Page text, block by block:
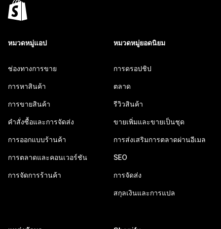
หมวดหมู่แอป
ช่องทางการขาย
การหาสินค้า
การขายสินค้า
คำสั่งซื้อและการจัดส่ง
การออกแบบร้านค้า
การตลาดและคอนเวอร์ชัน
การจัดการร้านค้า
หมวดหมู่ยอดนิยม
การดรอปชิป
ตลาด
รีวิวสินค้า
ขายเพิ่มและขายเป็นชุด
การส่งเสริมการตลาดผ่านอีเมล
SEO
การจัดส่ง
สกุลเงินและการแปล